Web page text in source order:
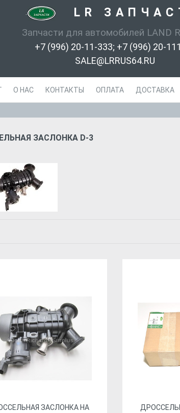
- LR
Запчасти для автомобилей LAND
+7 (996) 20-11-333; +7 (996) 20-
SALE@LRRUS64.RU
О НАС КОНТАКТЫ ОПЛАТА ДОСТАВКА
ЗАСЛОНКА D-3
ЗАСЛОНКА НА